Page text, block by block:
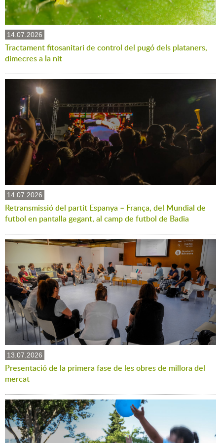
14.07.2026
Tractament fitosanitari de control del pugó dels plataners,
dimecres a la nit
14.07.2026
Retransmissió del partit Espanya – França, del Mundial de
futbol en pantalla gegant, al camp de futbol de Badia
13.07.2026
Presentació de la primera fase de les obres de millora del
mercat